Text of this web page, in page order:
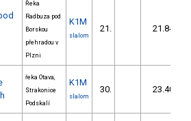
Řeka
Radbuza pod
Borskou
přehradou v
Plzni
K1M
slalom
21. 21.84
řeka Otava,
Strakonice
Podskalí
K1M
slalom
30. 23.40